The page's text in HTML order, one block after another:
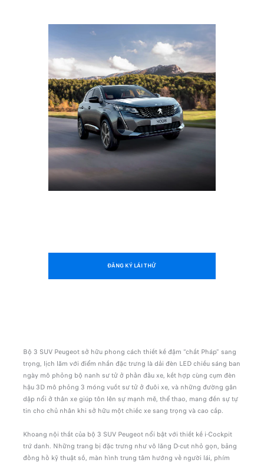
ĐĂNG KÝ LÁI THỬ
Bộ 3 SUV Peugeot sở hữu phong cách thiết kế đậm “chất Pháp” sang
trọng, lịch lãm với điểm nhấn đặc trưng là dải đèn LED chiếu sáng ban
ngày mô phỏng bộ nanh sư tử ở phần đầu xe, kết hợp cùng cụm đèn
hậu 3D mô phỏng 3 móng vuốt sư tử ở đuôi xe, và những đường gân
dập nổi ở thân xe giúp tôn lên sự mạnh mẽ, thể thao, mang đến sự tự
tin cho chủ nhân khi sở hữu một chiếc xe sang trọng và cao cấp.
Khoang nội thất của bộ 3 SUV Peugeot nổi bật với thiết kế i-Cockpit
trứ danh. Những trang bị đặc trưng như vô lăng D-cut nhỏ gọn, bảng
đồng hồ kỹ thuật số, màn hình trung tâm hướng về người lái, phím